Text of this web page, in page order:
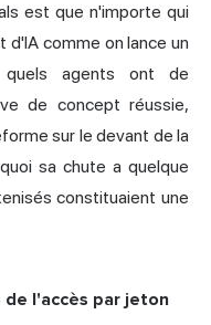
est que n'importe qui
comme on lance un
quels agents ont de
de concept réussie,
sur le devant de la
sa chute a quelque
constituaient une
l'accès par jeton